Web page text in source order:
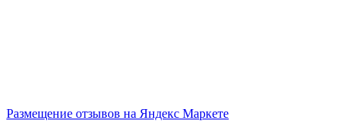
Размещение отзывов на Яндекс Маркете